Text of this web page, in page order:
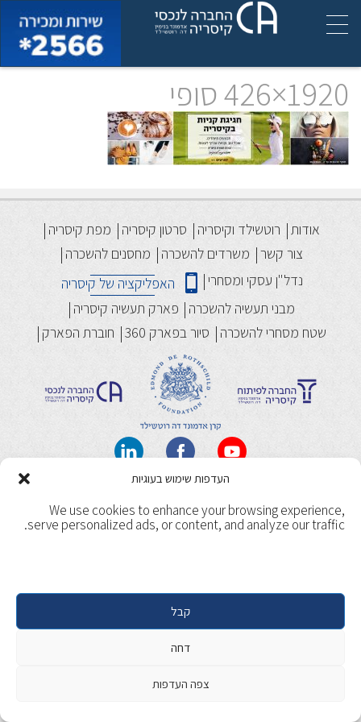
העדפות שימוש בעוגיות
We use cookies to enhance your browsing experience,
serve personalized ads, or content, and analyze our traffic.
קבל
דחה
צפה העדפות
1920×426 סופי
אודות רוטשילד וקיסריה סרטון קיסריה
מפת קיסריה
צור קשר
משרדים להשכרה
מחסנים להשכרה
נדל"ן עסקי ומסחרי
האפליקציה של קיסריה
מבני תעשיה להשכרה
פארק תעשיה קיסריה
שטח מסחרי להשכרה
סיור בפארק 360 חוברת הפארק
Copyright 2017, Caesarea. All rights reserved. | Designed &